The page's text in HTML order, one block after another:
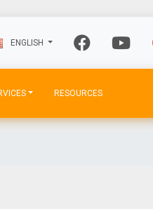
ENGLISH
RESOURCES